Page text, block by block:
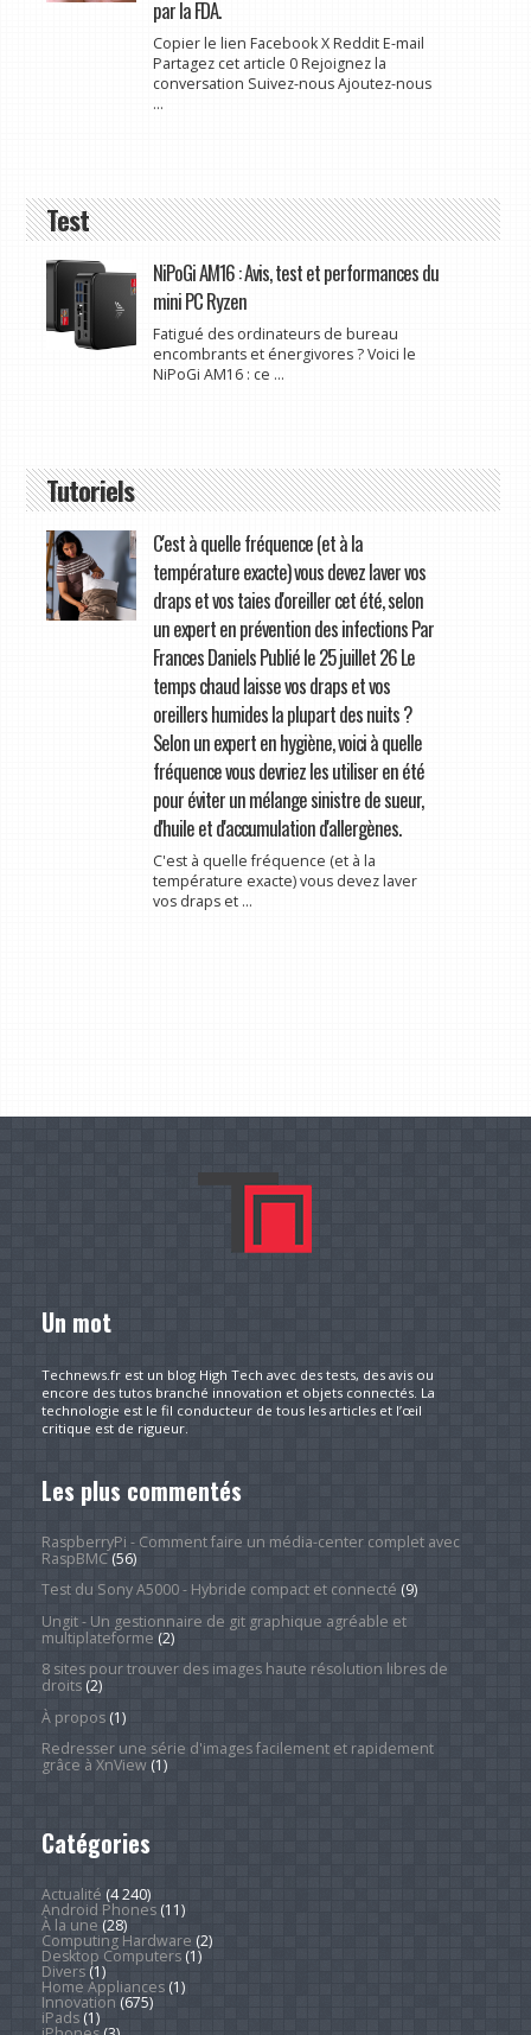
par la FDA.
Copier le lien Facebook X Reddit E-mail
Partagez cet article 0 Rejoignez la
conversation Suivez-nous Ajoutez-nous
...
Test
NiPoGi AM16 : Avis, test et performances du
mini PC Ryzen
Fatigué des ordinateurs de bureau
encombrants et énergivores ? Voici le
NiPoGi AM16 : ce ...
Tutoriels
C'est à quelle fréquence (et à la
température exacte) vous devez laver vos
draps et vos taies d'oreiller cet été, selon
un expert en prévention des infections Par
Frances Daniels Publié le 25 juillet 26 Le
temps chaud laisse vos draps et vos
oreillers humides la plupart des nuits ?
Selon un expert en hygiène, voici à quelle
fréquence vous devriez les utiliser en été
pour éviter un mélange sinistre de sueur,
d'huile et d'accumulation d'allergènes.
C'est à quelle fréquence (et à la
température exacte) vous devez laver
vos draps et ...
Un mot
Technews.fr est un blog High Tech avec des tests, des avis ou
encore des tutos branché innovation et objets connectés. La
technologie est le fil conducteur de tous les articles et l’œil
critique est de rigueur.
Les plus commentés
RaspberryPi - Comment faire un média-center complet avec
RaspBMC(56)
Test du Sony A5000 - Hybride compact et connecté (9)
Ungit - Un gestionnaire de git graphique agréable et
multiplateforme (2)
8 sites pour trouver des images haute résolution libres de
droits(2)
À propos(1)
Redresser une série d'images facilement et rapidement
grâce à XnView(1)
Catégories
Actualité (4 240)
Android Phones(11)
À la une (28)
Computing Hardware (2)
Desktop Computers(1)
Divers(1)
Home Appliances(1)
Innovation (675)
iPads(1)